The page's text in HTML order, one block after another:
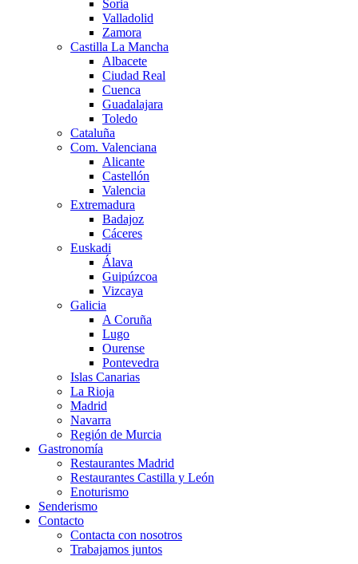
Soria
Valladolid
Zamora
Castilla La Mancha
Albacete
Ciudad Real
Cuenca
Guadalajara
Toledo
Cataluña
Com. Valenciana
Alicante
Castellón
Valencia
Extremadura
Badajoz
Cáceres
Euskadi
Álava
Guipúzcoa
Vizcaya
Galicia
A Coruña
Lugo
Ourense
Pontevedra
Islas Canarias
La Rioja
Madrid
Navarra
Región de Murcia
Gastronomía
Restaurantes Madrid
Restaurantes Castilla y León
Enoturismo
Senderismo
Contacto
Contacta con nosotros
Trabajamos juntos